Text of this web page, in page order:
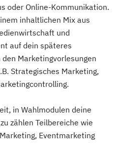
oder Online-Kommunikation.
inhaltlichen Mix aus
und
auf dein späteres
Marketingvorlesungen
Strategisches Marketing,
in Wahlmodulen deine
zählen Teilbereiche wie
Eventmarketing